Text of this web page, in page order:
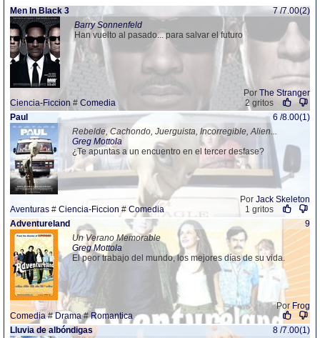
Men In Black 3
7 /7.00(2)
Barry Sonnenfeld
Han vuelto al pasado... para salvar el futuro
Por The Stranger
Ciencia-Ficcion# Comedia
2 gritos
Paul
6 /8.00(1)
Rebelde, Cachondo, Juerguista, Incorregible, Alien...
Greg Mottola
¿Te apuntas a un encuentro en el tercer desfase?
Por Jack Skeleton
Aventuras # Ciencia-Ficcion # Comedia
1 gritos
Adventureland
9
Un Verano Memorable
Greg Mottola
El peor trabajo del mundo, los mejores días de su vida.
Por Frog
Comedia#Drama#Romantica
Lluvia de albóndigas
8 /7.00(1)